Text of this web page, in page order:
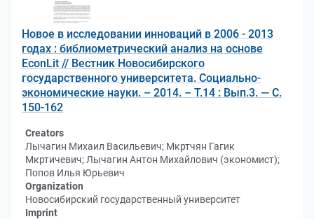
Новое в исследовании инноваций в 2006 - 2013
годах : библиометрический анализ на основе
EconLit // Вестник Новосибирского
государственного университета. Социально-
экономические науки. – 2014. – Т.14 : Вып.3. — С.
150-162
Creators
Лычагин Михаил Васильевич; Мкртчян Гагик
Мкртичевич; Лычагин Антон Михайлович (экономист);
Попов Илья Юрьевич
Organization
Новосибирский государственный университет
Imprint